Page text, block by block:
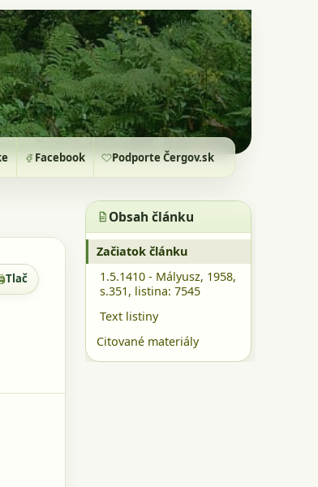
Facebook Podporte Čergov.sk
Tlač
Zobrazenie pre tlač
Obsah článku
Začiatok článku
1.5.1410 - Mályusz, 1958,
s.351, listina: 7545
Text listiny
Citované materiály